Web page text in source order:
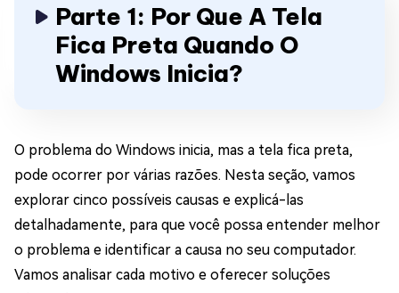
Parte 1: Por Que A Tela
Fica Preta Quando O
Windows Inicia?
O problema do Windows inicia, mas a tela fica preta,
pode ocorrer por várias razões. Nesta seção, vamos
explorar cinco possíveis causas e explicá-las
detalhadamente, para que você possa entender melhor
o problema e identificar a causa no seu computador.
Vamos analisar cada motivo e oferecer soluções